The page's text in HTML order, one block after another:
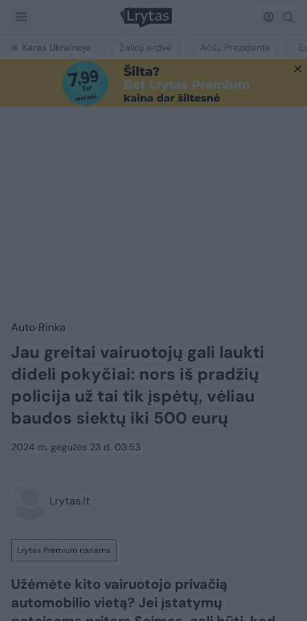
Karas Ukrainoje Žalioji erdvė Ačiū, Prezidente
Auto Rinka
Jau greitai vairuotojų gali laukti
dideli pokyčiai: nors iš pradžių
policija už tai tik įspėtų, vėliau
baudos siektų iki 500 eurų
2024 m. gegužės 23 d. 03:53
Lrytas.lt
Lrytas Premium nariams
Užėmėte kito vairuotojo privačią
automobilio vietą? Jei įstatymų